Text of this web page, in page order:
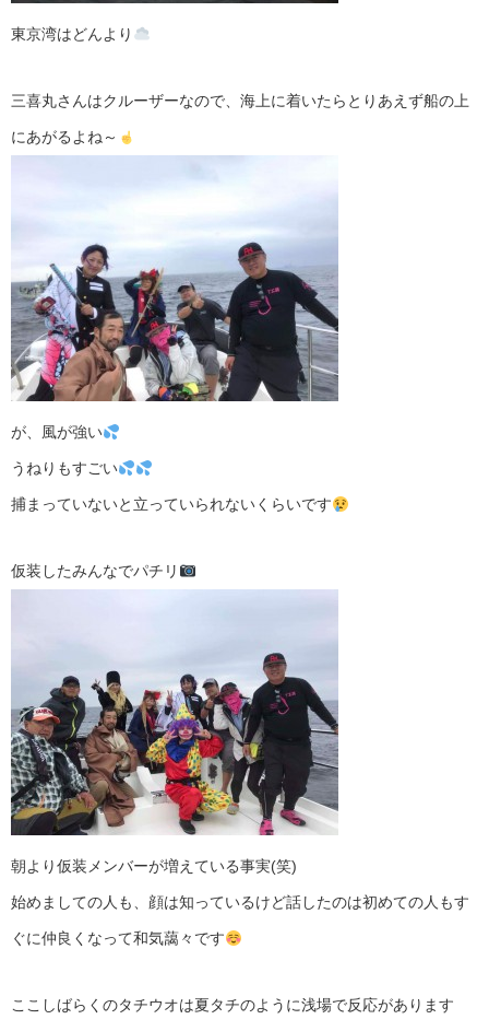
東京湾はどんより
三喜丸さんはクルーザーなので、海上に着いたらとりあえず船の上
にあがるよね～
が、風が強い
うねりもすごい
捕まっていないと立っていられないくらいです
仮装したみんなでパチリ
朝より仮装メンバーが増えている事実(笑)
始めましての人も、顔は知っているけど話したのは初めての人もす
ぐに仲良くなって和気藹々です
ここしばらくのタチウオは夏タチのように浅場で反応があります